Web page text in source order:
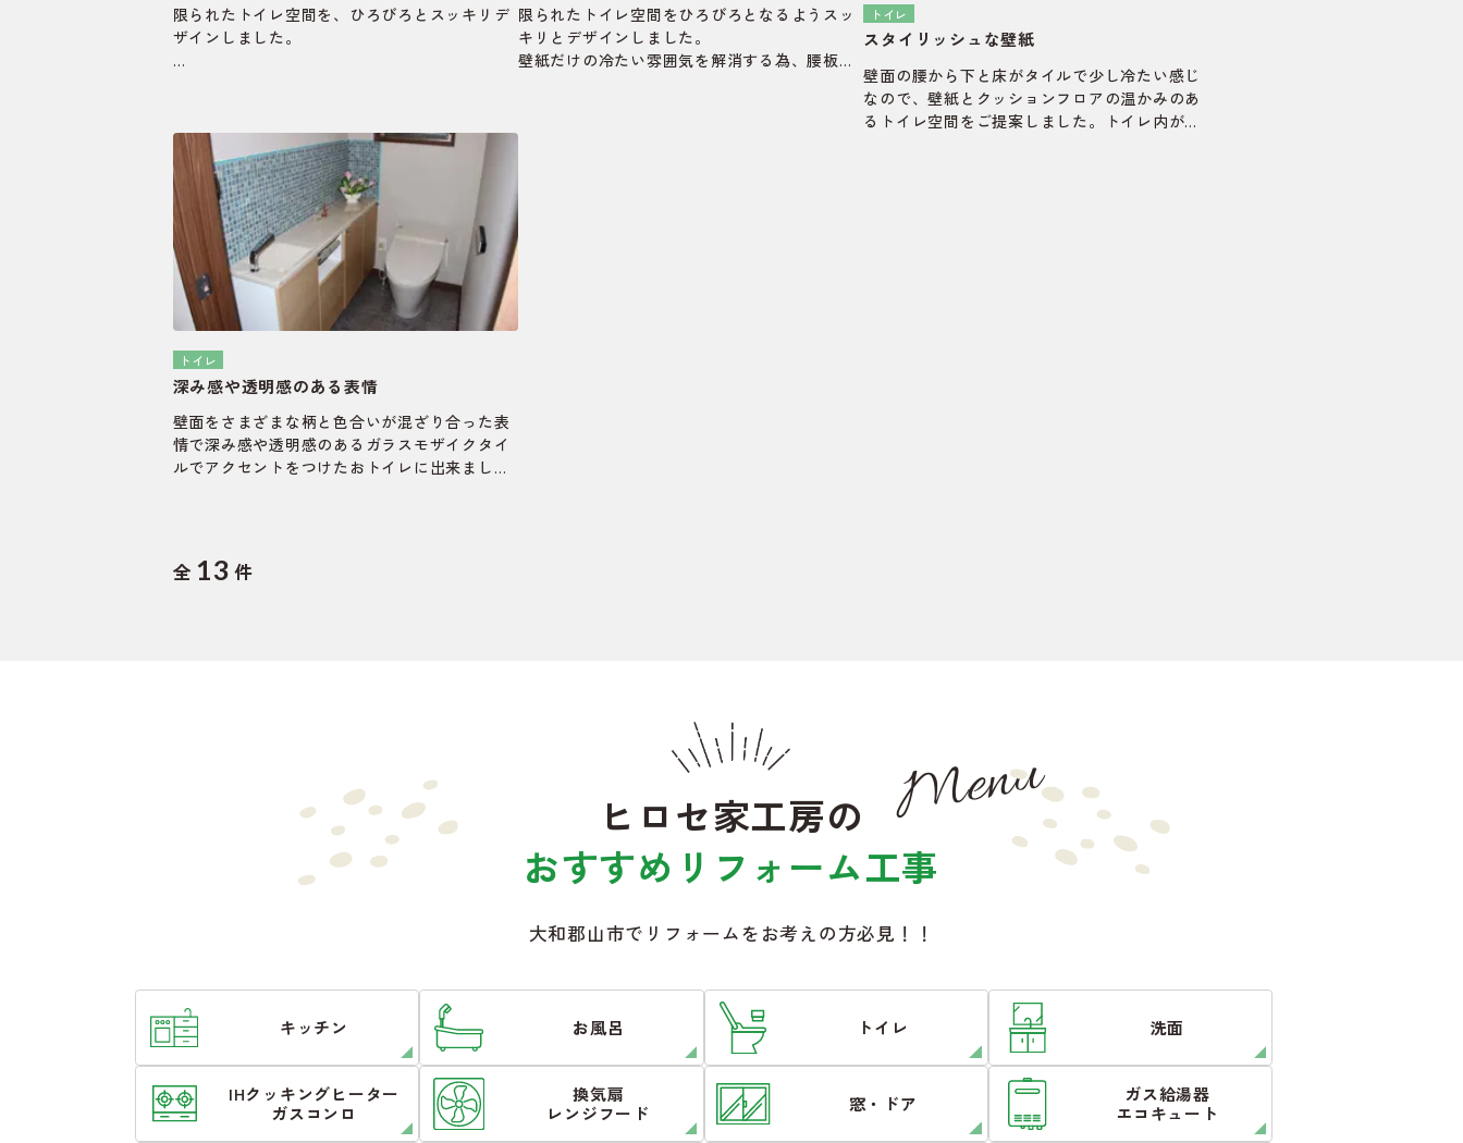
限られたトイレ空間を、ひろびろとスッキリデ
ザインしました。
限られたトイレ空間をひろびろとなるようスッ
キリとデザインしました。
壁紙だけの冷たい雰囲気を解消する為、腰板を
トイレ
スタイリッシュな壁紙
壁面の腰から下と床がタイルで少し冷たい感じ
なので、壁紙とクッションフロアの温かみのあ
るトイレ空間をご提案しました。トイレ内が狭
トイレ
深み感や透明感のある表情
壁面をさまざまな柄と色合いが混ざり合った表
情で深み感や透明感のあるガラスモザイクタイ
ルでアクセントをつけたおトイレに出来まし
全 13 件
Menu
ヒロセ家工房の
おすすめリフォーム工事
大和郡山市でリフォームをお考えの方必見！！
キッチン お風呂 トイレ 洗面
IHクッキングヒーター
ガスコンロ
換気扇
レンジフード
窓・ドア
ガス給湯器
エコキュート